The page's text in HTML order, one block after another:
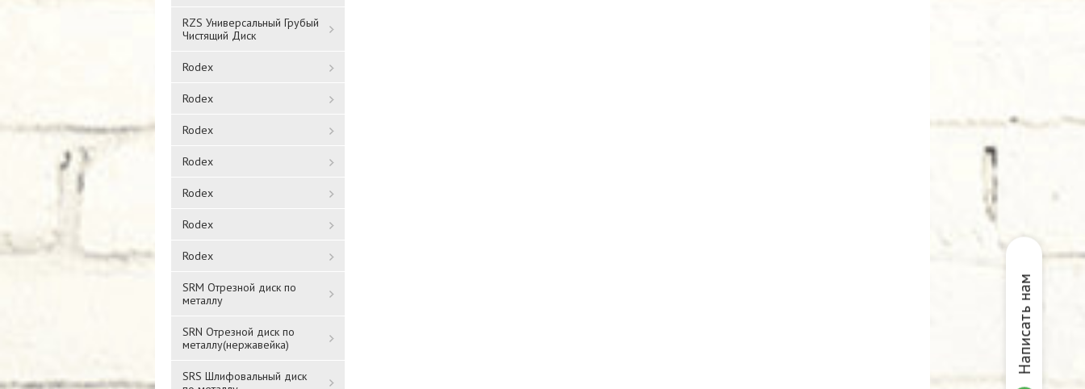
RZS Универсальный Грубый
Чистящий Диск
Rodex
Rodex
Rodex
Rodex
Rodex
Rodex
Rodex
SRM Отрезной диск по
металлу
SRN Отрезной диск по
металлу(нержавейка)
SRS Шлифовальный диск
Написать нам